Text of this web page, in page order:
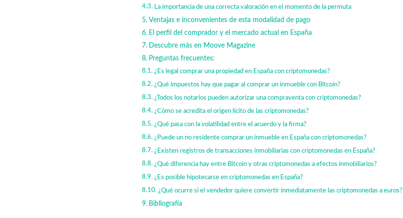
La importancia de una correcta valoración en el momento de la permuta
Ventajas e inconvenientes de esta modalidad de pago
El perfil del comprador y el mercado actual en España
Descubre más en Moove Magazine
Preguntas frecuentes:
¿Es legal comprar una propiedad en España con criptomonedas?
¿Qué impuestos hay que pagar al comprar un inmueble con Bitcoin?
¿Todos los notarios pueden autorizar una compraventa con criptomonedas?
¿Cómo se acredita el origen lícito de las criptomonedas?
¿Qué pasa con la volatilidad entre el acuerdo y la firma?
¿Puede un no residente comprar un inmueble en España con criptomonedas?
¿Existen registros de transacciones inmobiliarias con criptomonedas en España?
¿Qué diferencia hay entre Bitcoin y otras criptomonedas a efectos inmobiliarios?
¿Es posible hipotecarse en criptomonedas en España?
¿Qué ocurre si el vendedor quiere convertir inmediatamente las criptomonedas a euros?
Bibliografía